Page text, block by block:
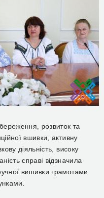
розвиток та
вшивки, активну
діяльність, високу
справі відзначила
вишивки грамотами